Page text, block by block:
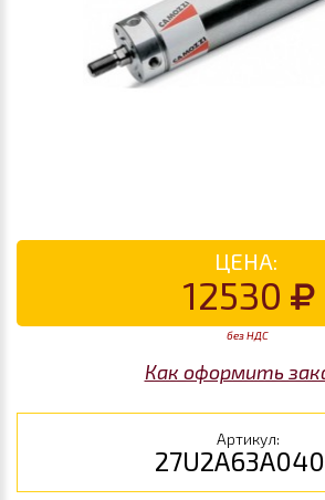
ЦЕНА:
12530
без НДС
Как оформить
Артикул: